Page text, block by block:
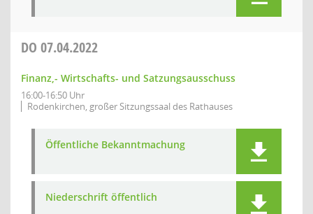
DO 07.04.2022
Finanz,- Wirtschafts- und Satzungsausschuss
16:00-16:50 Uhr
Rodenkirchen, großer Sitzungssaal des Rathauses
Öffentliche Bekanntmachung
Niederschrift öffentlich